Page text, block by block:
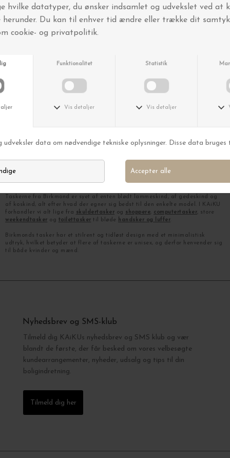
Luffer Cognac
DKK 598,00 DKK 418,60
FRA DRØM TIL VIRKELIGHED
i nogle år, hvor hun så muligheden for at skabe sit eget brand, med fokus på
efter langtidsholdbare designs med brug af få lædertyper i klassiske farver,
hvor hun har brugt lang tid på at udvikle og udvælge de fineste skindtyper,
som ligger til grund for hendes designs.
Taskerne fra Birkmond er syet af enten blødt lammeskind, af gedeskind og
af koskind, alt efter hvad der egner sig bedst til den enkelte model. I KAiKU
forhandler vi alt lige fra skuldertasker og shoppere computertasker , store
weekendtasker og toilettasker til bløde handsker og luffer
Birkmonds tasker har et stilrent og tidløst design med et minimalistisk
udtryk, hvilket betyder at flere af taskerne er unisex, og derfor henvender sig
til både kvinder og mænd.
Nyhedsbrev og SMS-klub
Tilmeld dig KAiKUs nyhedsbrev og SMS klub og vær
blandt de første, der får besked om vores velbesøgte
kundearrangementer, nyheder, udsalg og tips til din
boligindretning.
Tilmeld dig her